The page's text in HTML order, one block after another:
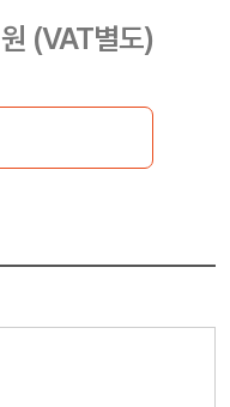
원 (VAT별도)